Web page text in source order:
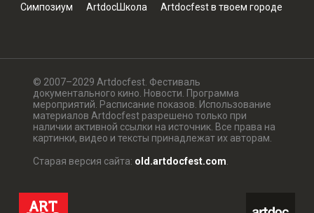
Симпозиум ArtdocШкола Artdocfest в твоем городе
© 2007–2029 Artdocfest. Фестиваль
документального кино. Новости. Программа
мероприятий. Расписание показов. Использование
материалов Artdocfest разрешено только при
наличии активной ссылки на источник. Все права на
картинки, видео и тексты принадлежат их авторам.
Старая версия сайта: old.artdocfest.com